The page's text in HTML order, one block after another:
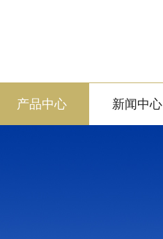
产品中心 新闻中心